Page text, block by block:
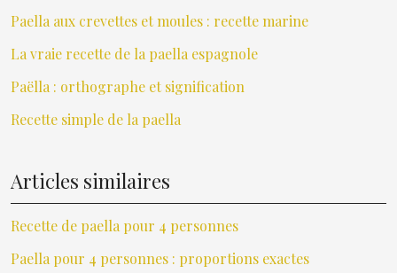
Paella aux crevettes et moules : recette marine
La vraie recette de la paella espagnole
Paëlla : orthographe et signification
Recette simple de la paella
Articles similaires
Recette de paella pour 4 personnes
Paella pour 4 personnes : proportions exactes